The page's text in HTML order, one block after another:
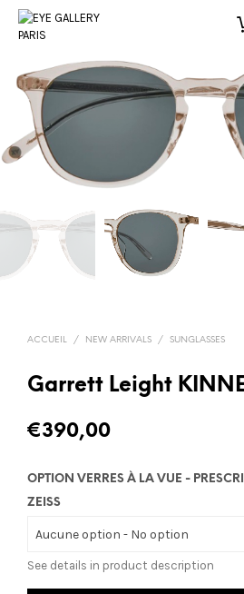
ACCUEIL / NEW ARRIVALS / SUNGLASSES
Garrett Leight
€390,00
OPTION VERRES À LA VUE -
ZEISS
See details in product description